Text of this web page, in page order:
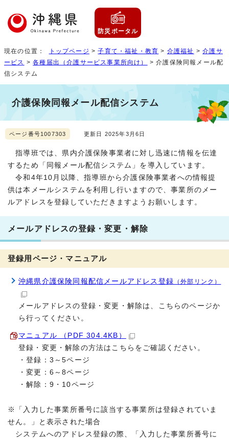
防災ポータル
現在の位置： トップページ >子育て・福祉・教育 > 介護福祉 >介護サ
ービス >各種届出（介護サービス事業所向け）
> 介護保険同報メール配
信システム
介護保険同報メール配信システム
ページ番号1007303 更新日 2025年3月6日
指導班では、県内介護保険事業者に対し迅速に情報を伝達
するため「同報メール配信システム」を導入しています。
令和4年10月以降、指導班から介護保険事業者への情報提
供は本メールシステムを利用し行いますので、事業所のメー
ルアドレスを登録していただきますようお願いします。
メールアドレスの登録・変更・解除
登録用ページ・マニュアル
沖縄県介護保険同報配信メールアドレス登録 （外部リンク）
メールアドレスの登録・変更・解除は、こちらのページか
ら行ってください。
マニュアル （PDF 304.4KB）
登録・変更・解除の方法はこちらをご確認ください。
・登録：3～5ページ
・変更：6～8ページ
・解除：9・10ページ
※「入力した事業所番号に該当する事業所は登録されていま
せん。」と表示された場合
システムへのアドレス登録の際、「入力した事業所番号に